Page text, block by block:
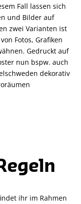
Fall lassen sich
und Bilder auf
zwei Varianten ist
Fotos, Grafiken
Gedruckt auf
nun bspw. auch
dekorativ
ihr im Rahmen